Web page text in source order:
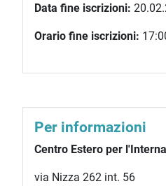
Data fine iscrizioni:
Orario fine iscrizioni:
Per informazioni
Centro Estero per
via Nizza 262 int. 56